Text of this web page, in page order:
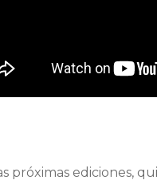
próximas ediciones,